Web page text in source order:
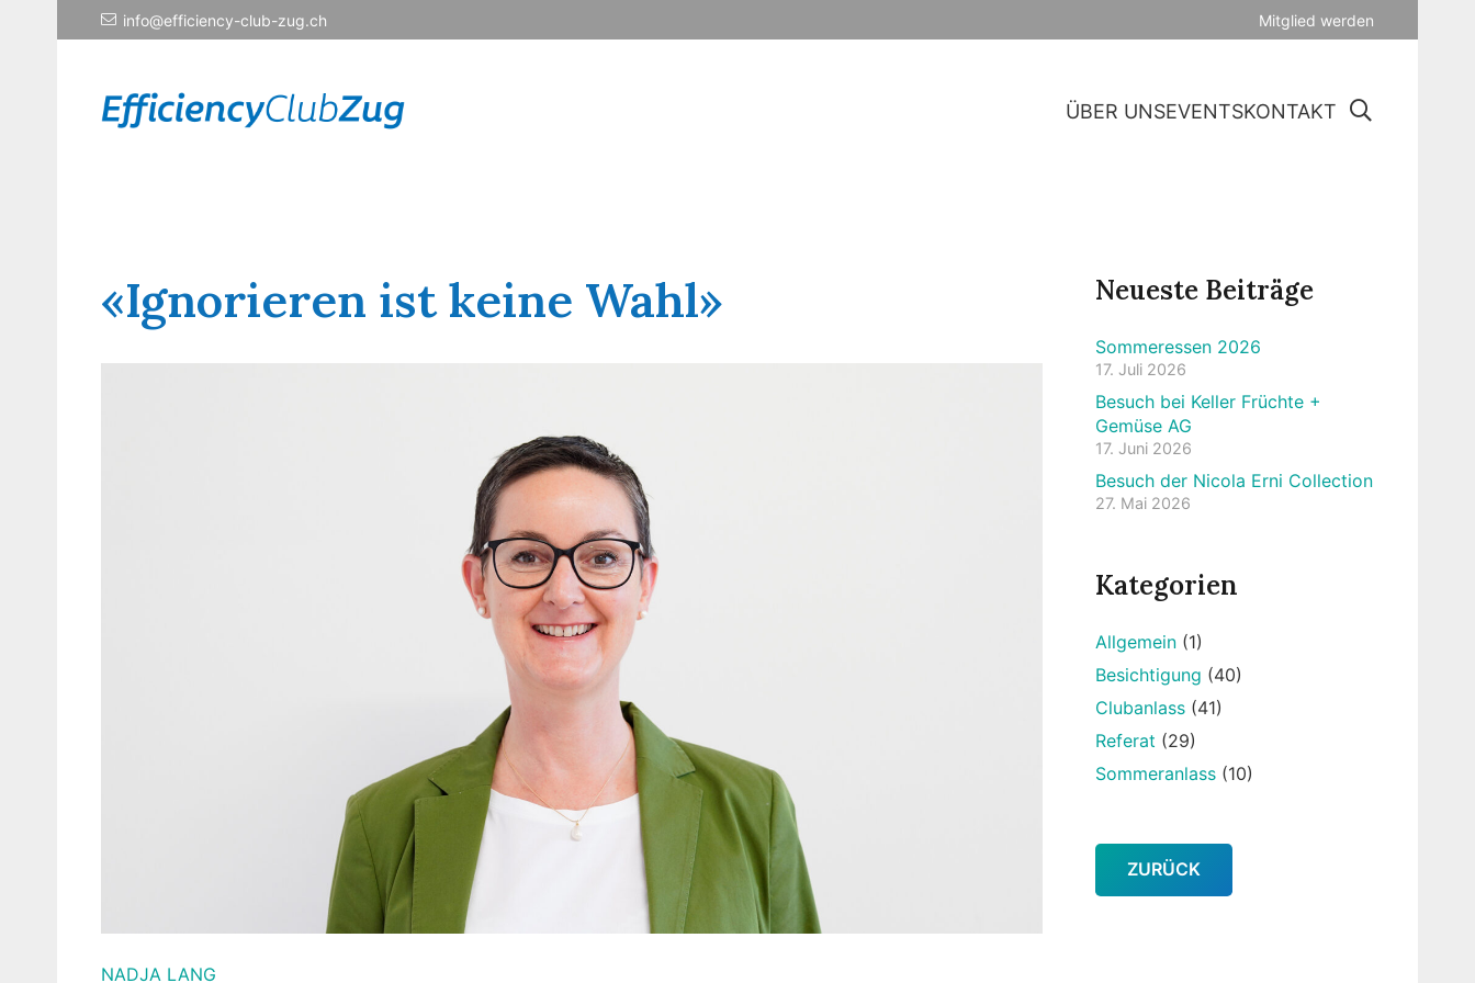
info@efficiency-club-zug.ch Mitglied werden
ÜBER UNSEVENTSKONTAKT
«Ignorieren ist keine Wahl»
NADJA LANG
Neueste Beiträge
Sommeressen 2026
17. Juli 2026
Besuch bei Keller Früchte +
Gemüse AG
17. Juni 2026
Besuch der Nicola Erni Collection
27. Mai 2026
Kategorien
Allgemein (1)
Besichtigung (40)
Clubanlass (41)
Referat (29)
Sommeranlass (10)
ZURÜCK